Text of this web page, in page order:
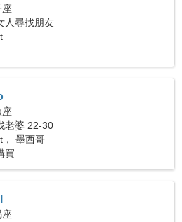
人尋找朋友
老婆 22-30
墨西哥
買